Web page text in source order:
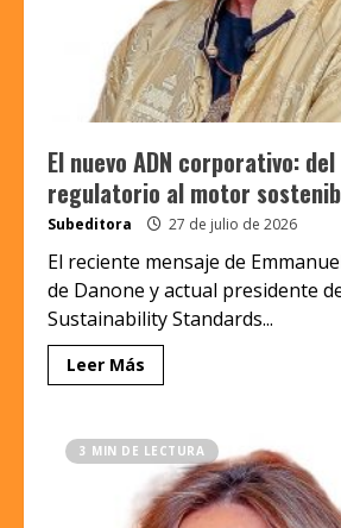
El nuevo ADN corporativo:
regulatorio al motor
Subeditora 27 de julio de 2026
El reciente mensaje de
de Danone y actual presidente
Sustainability Standards...
Leer Más
3 MIN DE LECTURA